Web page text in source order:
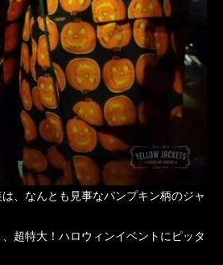
、なんとも見事なパンプキン柄のジャ
超特大！ハロウィンイベントにピッタ